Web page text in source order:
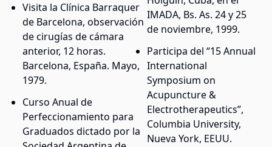
Visita la Clínica Barraquer
de Barcelona, observación
de cirugías de cámara
anterior, 12 horas.
Barcelona, España. Mayo,
1979.
Curso Anual de
Perfeccionamiento para
Graduados dictado por la
IMADA, Bs. As. 24 y 25
de noviembre, 1999.
Participa del “15 Annual
International
Symposium on
Acupuncture &
Electrotherapeutics”,
Columbia University,
Nueva York, EEUU.